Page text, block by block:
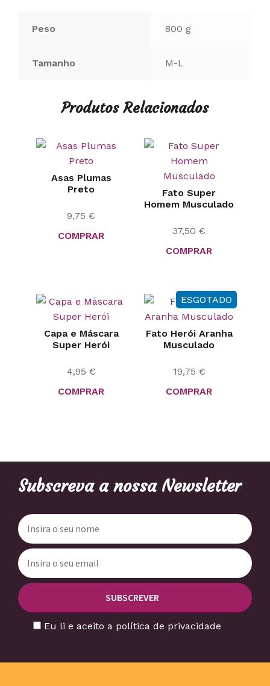
Peso 800 g
Tamanho M-L
Produtos Relacionados
Asas Plumas
Preto
9,75 €
COMPRAR
Fato Super
Homem Musculado
37,50 €
COMPRAR
Capa e Máscara
Super Herói
4,95 €
COMPRAR
ESGOTADO
Fato Herói Aranha
Musculado
19,75 €
COMPRAR
Subscreva a nossa Newsletter
Eu li e aceito a política de privacidade